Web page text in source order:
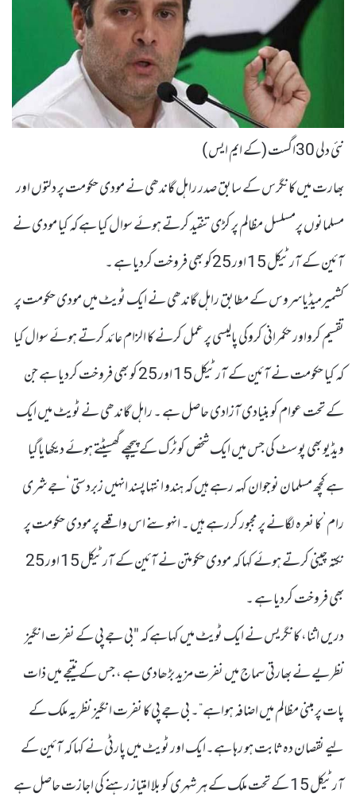
نئی دلی 30اگست (کے ایم ایس )
بھارت میں کانگرس کے سابق صدر راہل گاندھی نے مودی حکومت پر دلتوں اور
مسلمانوں پرمسلسل مظالم پر کڑی تنقید کرتے ہوئے سوال کیا ہے کہ کیا مودی نے
آئین کے آرٹیکل 15 اور 25کو بھی فروخت کردیا ہے ۔
کشمیرمیڈیاسروس کے مطابق راہل گاندھی نے ایک ٹویٹ میں مودی حکومت پر
تقسیم کرواور حکمرانی کروکی پالیسی پر عمل کرنے کا الزام عائد کرتے ہوئے سوال کیا
کہ کیا حکومت نے آئین کے آرٹیکل 15 اور 25 کو بھی فروخت کردیا ہے جن
کے تحت عوام کو بنیادی آزادی حاصل ہے ۔ راہل گاندھی نے ٹویٹ میں ایک
ویڈیو بھی پوسٹ کی جس میں ایک شخص کو ٹرک کے پیچھے گھسیٹتے ہوئے دیکھایاگیا
ہے کچھ مسلمان نوجوان کہہ رہے ہیں کہ ہندو انتہاپسند انہیں زبردستی ‘جے شری
رام’ کا نعرہ لگانے پر مجبور کررہے ہیں ۔ انہوںنے اس واقعے پر مودی حکومت پر
نکتہ چینی کرتے ہوئے کہا کہ مودی حکومتن نے آئین کے آرٹیکل 15 اور 25
بھی فروخت کردیا ہے ۔
دریں اثنا، کانگریس نے ایک ٹویٹ میں کہاہے کہ "بی جے پی کے نفرت انگیز
نظریے نے بھارتی سماج میں نفرت مزید بڑھادی ہے ، جس کے نتیجے میں ذات
پات پر مبنی مظالم میں اضافہ ہواہے”۔ بی جے پی کا نفرت انگیز نظریہ ملک کے
لیے نقصان دہ ثابت ہو رہا ہے۔ایک اور ٹویٹ میں پارٹی نے کہا کہ آئین کے
آرٹیکل 15 کے تحت ملک کے ہر شہری کو بلا امتیاز رہنے کی اجازت حاصل ہے